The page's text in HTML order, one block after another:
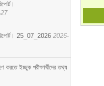
রিপোর্ট। 25_07_2026 2026-
ইচ্ছুক পরীক্ষার্থীদের তথ্য